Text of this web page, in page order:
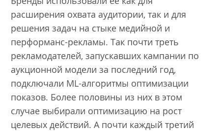
расширения охвата аудитории, так и для
решения задач на стыке медийной и
перформанс-рекламы. Так почти треть
рекламодателей, запускавших кампании по
аукционной модели за последний год,
подключали ML-алгоритмы оптимизации
показов. Более половины из них в этом
случае выбирали оптимизацию на рост
целевых действий. А почти каждый третий